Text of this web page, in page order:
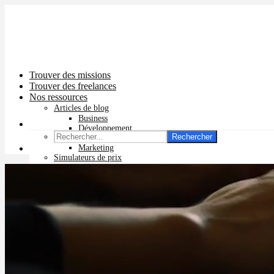
Trouver des missions
Trouver des freelances
Nos ressources
Articles de blog
Business
Développement
Graphisme
Marketing
Simulateurs de prix
Prix pub Instagram
Prix logiciel
Prix chatbot
Rechercher